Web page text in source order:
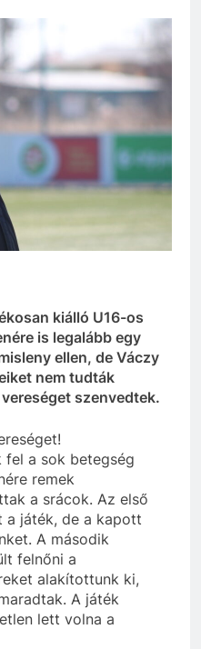
kiálló U16-os
is legalább egy
ellen, de Váczy
nem tudták
szenvedtek.
fel a sok betegség
remek
a srácok. Az első
játék, de a kapott
A második
felnőni a
alakítottunk ki,
A játék
lett volna a